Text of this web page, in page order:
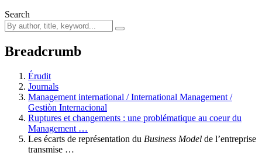
Search
Breadcrumb
Érudit
Journals
Management international / International Management /
Gestiòn Internacional
Ruptures et changements : une problématique au coeur du
Management …
Les écarts de représentation du Business Model de l’entreprise
transmise …